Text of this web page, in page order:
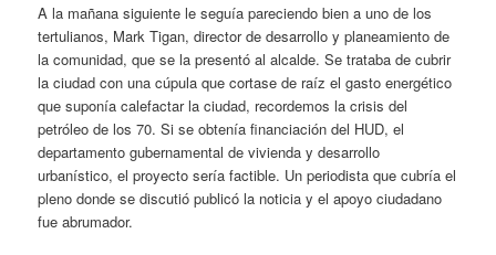
A la mañana siguiente le seguía pareciendo bien a uno de los
tertulianos, Mark Tigan, director de desarrollo y planeamiento de
la comunidad, que se la presentó al alcalde. Se trataba de cubrir
la ciudad con una cúpula que cortase de raíz el gasto energético
que suponía calefactar la ciudad, recordemos la crisis del
petróleo de los 70. Si se obtenía financiación del HUD, el
departamento gubernamental de vivienda y desarrollo
urbanístico, el proyecto sería factible. Un periodista que cubría el
pleno donde se discutió publicó la noticia y el apoyo ciudadano
fue abrumador.